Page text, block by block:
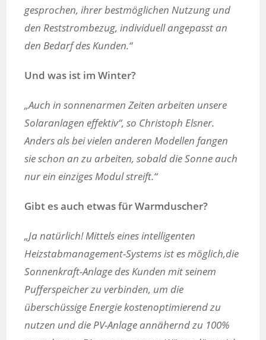
gesprochen, ihrer bestmöglichen Nutzung und
den Reststrombezug, individuell angepasst an
den Bedarf des Kunden.“
Und was ist im Winter?
„Auch in sonnenarmen Zeiten arbeiten unsere
Solaranlagen effektiv“, so Christoph Elsner.
Anders als bei vielen anderen Modellen fangen
sie schon an zu arbeiten, sobald die Sonne auch
nur ein einziges Modul streift.“
Gibt es auch etwas für Warmduscher?
„Ja natürlich! Mittels eines intelligenten
Heizstabmanagement-Systems ist es möglich,die
Sonnenkraft-Anlage des Kunden mit seinem
Pufferspeicher zu verbinden, um die
überschüssige Energie kostenoptimierend zu
nutzen und die PV-Anlage annähernd zu 100%